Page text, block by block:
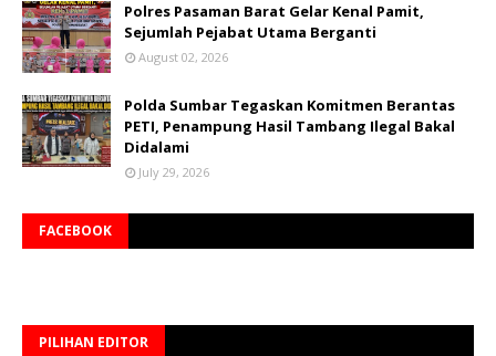
Polres Pasaman Barat Gelar Kenal Pamit,
Sejumlah Pejabat Utama Berganti
August 02, 2026
Polda Sumbar Tegaskan Komitmen Berantas
PETI, Penampung Hasil Tambang Ilegal Bakal
Didalami
July 29, 2026
FACEBOOK
PILIHAN EDITOR